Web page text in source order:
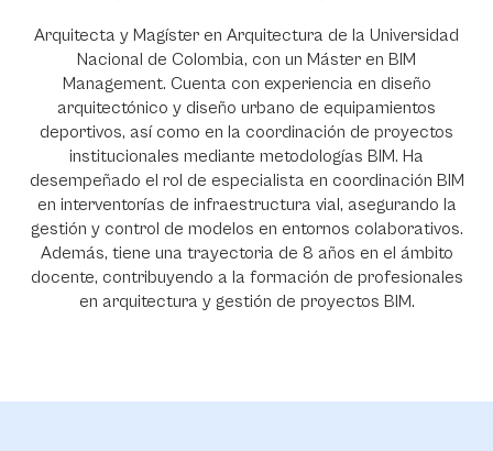
Arquitecta y Magíster en Arquitectura de la Universidad
Nacional de Colombia, con un Máster en BIM
Management. Cuenta con experiencia en diseño
arquitectónico y diseño urbano de equipamientos
deportivos, así como en la coordinación de proyectos
institucionales mediante metodologías BIM. Ha
desempeñado el rol de especialista en coordinación BIM
en interventorías de infraestructura vial, asegurando la
gestión y control de modelos en entornos colaborativos.
Además, tiene una trayectoria de 8 años en el ámbito
docente, contribuyendo a la formación de profesionales
en arquitectura y gestión de proyectos BIM.